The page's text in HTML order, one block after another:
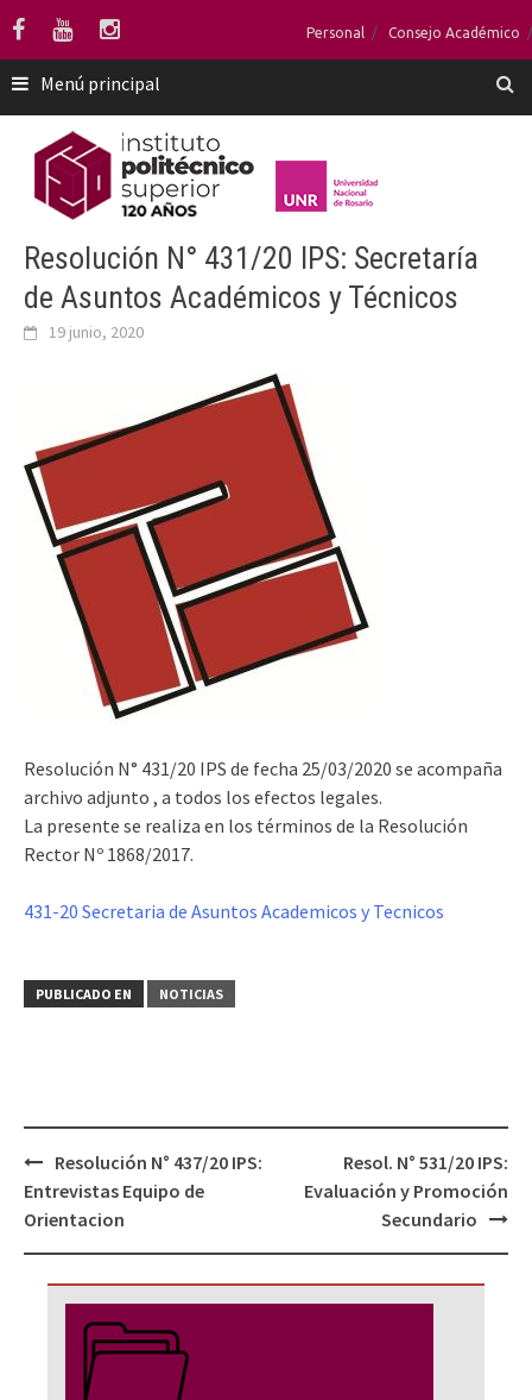
Saltar
contenido
Personal Consejo Académico
Menú principal
Resolución N° 431/20 IPS: Secretaría
de Asuntos Académicos y Técnicos
19 junio, 2020
Resolución N° 431/20 IPS de fecha 25/03/2020 se acompaña
archivo adjunto , a todos los efectos legales.
La presente se realiza en los términos de la Resolución
Rector Nº 1868/2017.
431-20 Secretaria de Asuntos Academicos y Tecnicos
PUBLICADO EN NOTICIAS
Navegación
de
entradas
Resolución N° 437/20 IPS:
Entrevistas Equipo de
Orientacion
Resol. N° 531/20 IPS:
Evaluación y Promoción
Secundario